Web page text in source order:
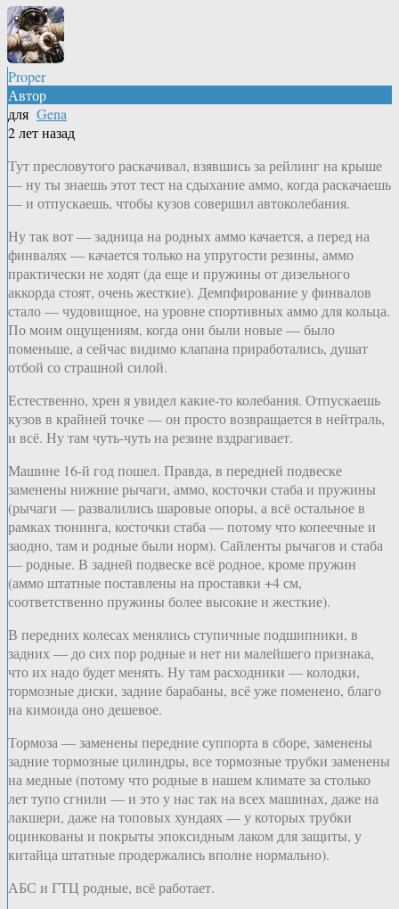
Proper
Автор
для Gena
2 лет назад
Тут пресловутого раскачивал, взявшись за рейлинг на крыше
— ну ты знаешь этот тест на сдыхание аммо, когда раскачаешь
— и отпускаешь, чтобы кузов совершил автоколебания.
Ну так вот — задница на родных аммо качается, а перед на
финвалях — качается только на упругости резины, аммо
практически не ходят (да еще и пружины от дизельного
аккорда стоят, очень жесткие). Демпфирование у финвалов
стало — чудовищное, на уровне спортивных аммо для кольца.
По моим ощущениям, когда они были новые — было
поменьше, а сейчас видимо клапана приработались, душат
отбой со страшной силой.
Естественно, хрен я увидел какие-то колебания. Отпускаешь
кузов в крайней точке — он просто возвращается в нейтраль,
и всё. Ну там чуть-чуть на резине вздрагивает.
Машине 16-й год пошел. Правда, в передней подвеске
заменены нижние рычаги, аммо, косточки стаба и пружины
(рычаги — развалились шаровые опоры, а всё остальное в
рамках тюнинга, косточки стаба — потому что копеечные и
заодно, там и родные были норм). Сайленты рычагов и стаба
— родные. В задней подвеске всё родное, кроме пружин
(аммо штатные поставлены на проставки +4 см,
соответственно пружины более высокие и жесткие).
В передних колесах менялись ступичные подшипники, в
задних — до сих пор родные и нет ни малейшего признака,
что их надо будет менять. Ну там расходники — колодки,
тормозные диски, задние барабаны, всё уже поменено, благо
на кимоида оно дешевое.
Тормоза — заменены передние суппорта в сборе, заменены
задние тормозные цилиндры, все тормозные трубки заменены
на медные (потому что родные в нашем климате за столько
лет тупо сгнили — и это у нас так на всех машинах, даже на
лакшери, даже на топовых хундаях — у которых трубки
оцинкованы и покрыты эпоксидным лаком для защиты, у
китайца штатные продержались вполне нормально).
АБС и ГТЦ родные, всё работает.